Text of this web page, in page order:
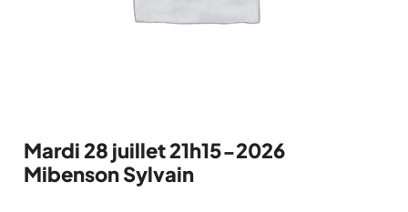
Mardi 28 juillet 21h15-2026
Mibenson Sylvain